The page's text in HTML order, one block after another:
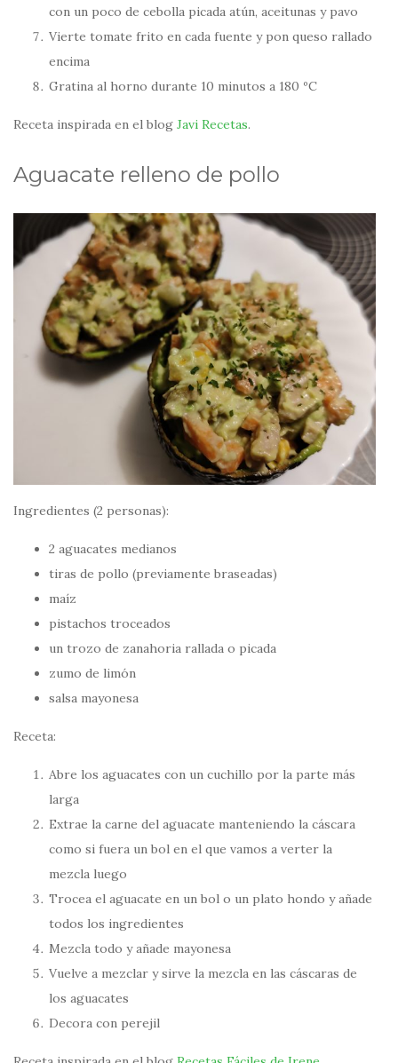
con un poco de cebolla picada atún, aceitunas y pavo
Vierte tomate frito en cada fuente y pon queso rallado
encima
Gratina al horno durante 10 minutos a 180 ºC
Receta inspirada en el blog Javi Recetas.
Aguacate relleno de pollo
Ingredientes (2 personas):
2 aguacates medianos
tiras de pollo (previamente braseadas)
maíz
pistachos troceados
un trozo de zanahoria rallada o picada
zumo de limón
salsa mayonesa
Receta:
Abre los aguacates con un cuchillo por la parte más
larga
Extrae la carne del aguacate manteniendo la cáscara
como si fuera un bol en el que vamos a verter la
mezcla luego
Trocea el aguacate en un bol o un plato hondo y añade
todos los ingredientes
Mezcla todo y añade mayonesa
Vuelve a mezclar y sirve la mezcla en las cáscaras de
los aguacates
Decora con perejil